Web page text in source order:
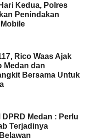
Kedua, Polres
Penindakan
Rico Waas Ajak
Medan dan
Bersama Untuk
Medan : Perlu
Terjadinya